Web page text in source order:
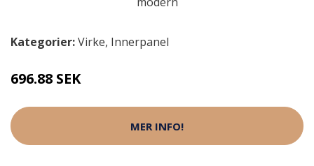
Kategorier:Virke, Innerpanel
696.88 SEK
MER INFO!